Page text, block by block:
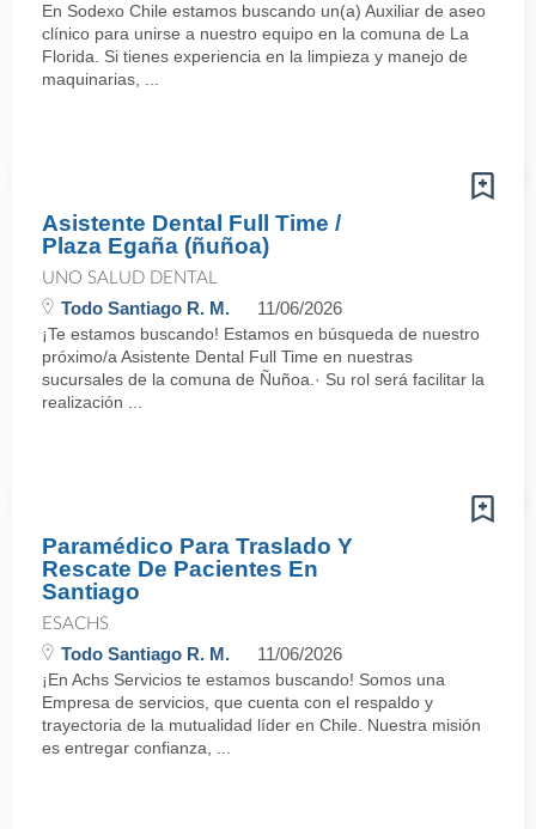
En Sodexo Chile estamos buscando un(a) Auxiliar de aseo
clínico para unirse a nuestro equipo en la comuna de La
Florida. Si tienes experiencia en la limpieza y manejo de
maquinarias, ...
Asistente Dental Full Time /
Plaza Egaña (ñuñoa)
UNO SALUD DENTAL
Todo Santiago R. M. 11/06/2026
¡Te estamos buscando! Estamos en búsqueda de nuestro
próximo/a Asistente Dental Full Time en nuestras
sucursales de la comuna de Ñuñoa.· Su rol será facilitar la
realización ...
Paramédico Para Traslado Y
Rescate De Pacientes En
Santiago
ESACHS
Todo Santiago R. M. 11/06/2026
¡En Achs Servicios te estamos buscando! Somos una
Empresa de servicios, que cuenta con el respaldo y
trayectoria de la mutualidad líder en Chile. Nuestra misión
es entregar confianza, ...